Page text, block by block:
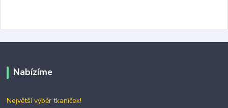
Nabízíme
Největší výběr tkaniček!